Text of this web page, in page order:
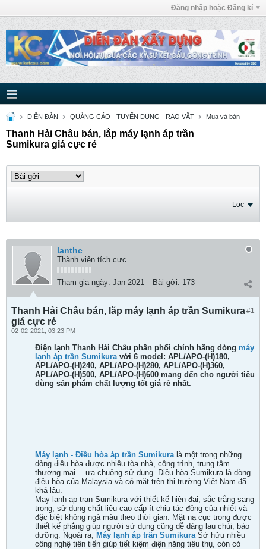
Đăng nhập hoặc Đăng kí
DIỄN ĐÀN QUẢNG CÁO - TUYỂN DỤNG - RAO VẶT Mua và bán
Thanh Hải Châu bán, lắp máy lạnh áp trần
Sumikura giá cực rẻ
Lọc
lanthc
Thành viên tích cực
Tham gia ngày: Jan 2021 Bài gởi: 173
#1
Thanh Hải Châu bán, lắp máy lạnh áp trần Sumikura
giá cực rẻ
02-02-2021, 03:23 PM
Điện lạnh Thanh Hải Châu phân phối chính hãng dòng máy
lạnh áp trần Sumikuravới 6 model: APL/APO-(H)180,
APL/APO-(H)240, APL/APO-(H)280, APL/APO-(H)360,
APL/APO-(H)500, APL/APO-(H)600 mang đến cho người tiêu
dùng sản phẩm chất lượng tốt giá rẻ nhất.
Máy lạnh - Điều hòa áp trần Sumikuralà một trong những
dòng điều hòa được nhiều tòa nhà, công trình, trung tâm
thương mại… ưa chuộng sử dụng. Điều hòa Sumikura là dòng
điều hòa của Malaysia và có mặt trên thị trường Việt Nam đã
khá lâu.
May lanh ap tran Sumikura với thiết kế hiện đại, sắc trắng sang
trọng, sử dụng chất liệu cao cấp ít chịu tác động của nhiệt và
đặc biệt không ngả màu theo thời gian. Mặt nạ cục trong được
thiết kế phẳng giúp người sử dụng cũng dễ dàng lau chùi, bảo
dưỡng. Ngoài ra, Máy lạnh áp trần SumikuraSở hữu nhiều
công nghệ tiên tiến giúp tiết kiệm điện năng tiêu thụ, còn có